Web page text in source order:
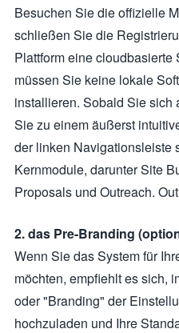
Besuchen Sie die offizielle
schließen Sie die
Plattform eine cloudbasierte
müssen Sie keine lokale
installieren. Sobald Sie sich
Sie zu einem äußerst
der linken Navigationsleiste
Kernmodule, darunter Site
Proposals und Outreach.
2. das Pre-Branding
Wenn Sie das System für
möchten, empfiehlt es sich,
oder "Branding" der
hochzuladen und Ihre